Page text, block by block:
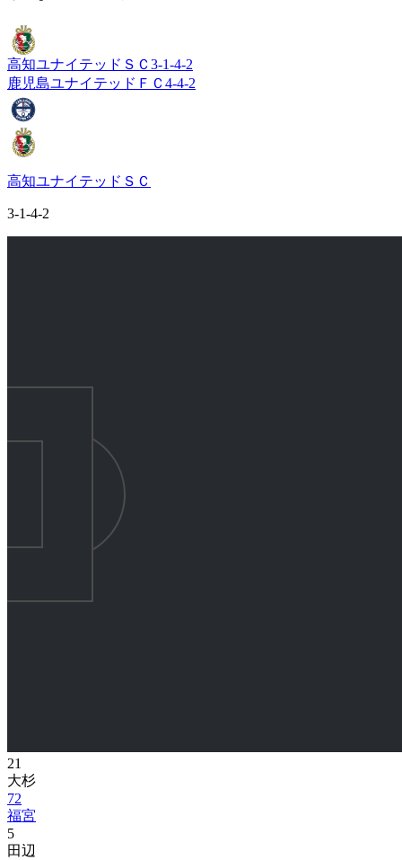
高知ユナイテッドＳＣ 3-1-4-2
鹿児島ユナイテッドＦＣ 4-4-2
高知ユナイテッドＳＣ
3-1-4-2
21
大杉
72
福宮
5
田辺